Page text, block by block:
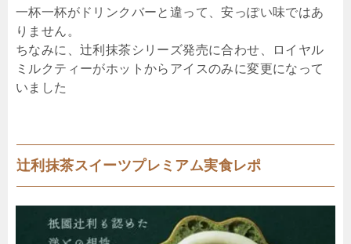
一杯一杯がドリンクバーと違って、安っぽい味ではあ
りません。
ちなみに、辻利抹茶シリーズ発売に合わせ、ロイヤル
ミルクティーがホットからアイスのみに変更になって
いました
辻利抹茶スイーツプレミアム実食レポ